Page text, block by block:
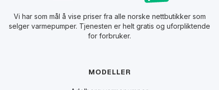
Vi har som mål å vise priser fra alle norske nettbutikker som
selger varmepumper. Tjenesten er helt gratis og uforpliktende
for forbruker.
MODELLER